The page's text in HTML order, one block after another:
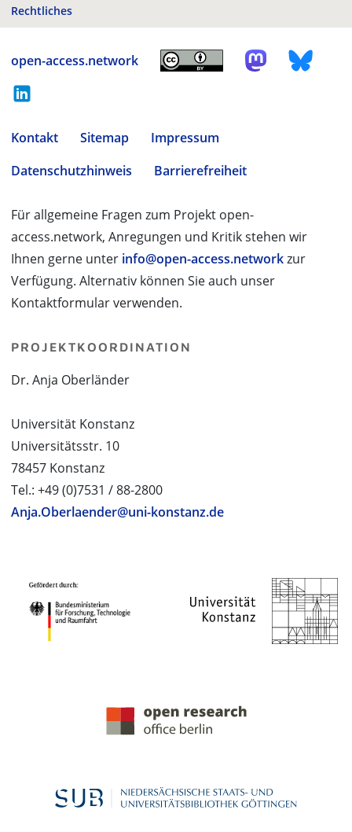
Rechtliches
open-access.network
Kontakt Sitemap
Impressum
Datenschutzhinweis
Barrierefreiheit
Für allgemeine Fragen zum Projekt open-
access.network, Anregungen und Kritik stehen wir
Ihnen gerne unter info@open-access.networkzur
Verfügung. Alternativ können Sie auch unser
Kontaktformular verwenden.
PROJEKTKOORDINATION
Dr. Anja Oberländer
Universität Konstanz
Universitätsstr. 10
78457 Konstanz
Tel.: +49 (0)7531 / 88-2800
Anja.Oberlaender@uni-konstanz.de